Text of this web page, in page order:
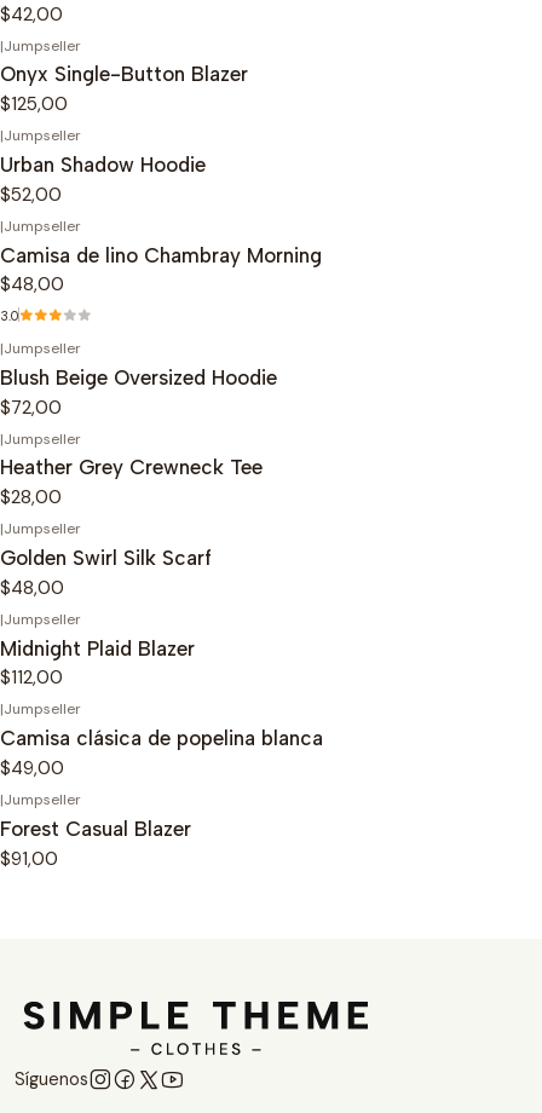
$42,00
|Jumpseller
Onyx Single-Button Blazer
$125,00
|Jumpseller
Urban Shadow Hoodie
$52,00
|Jumpseller
Camisa de lino Chambray Morning
$48,00
3.0
|Jumpseller
Blush Beige Oversized Hoodie
$72,00
|Jumpseller
Heather Grey Crewneck Tee
$28,00
|Jumpseller
Golden Swirl Silk Scarf
$48,00
|Jumpseller
Midnight Plaid Blazer
$112,00
|Jumpseller
Camisa clásica de popelina blanca
$49,00
|Jumpseller
Forest Casual Blazer
$91,00
Síguenos